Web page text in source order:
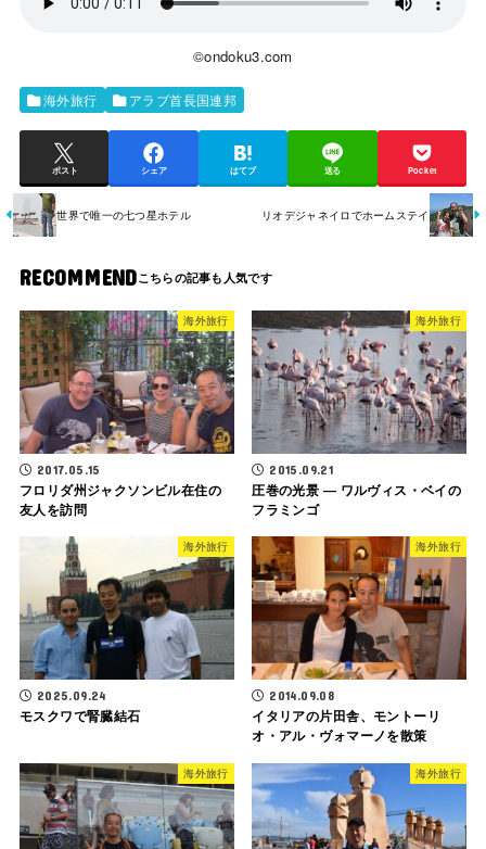
©ondoku3.com
海外旅行 アラブ首長国連邦
ポスト シェア はてブ 送る Pocket
世界で唯一の七つ星ホテル リオデジャネイロでホームステイ
RECOMMEND
海外旅行
2017.05.15
フロリダ州ジャクソンビル在住の
友人を訪問
海外旅行
2015.09.21
圧巻の光景 ― ワルヴィス・ベイの
フラミンゴ
海外旅行
2025.09.24
モスクワで腎臓結石
海外旅行
2014.09.08
イタリアの片田舎、モントーリ
オ・アル・ヴォマーノを散策
海外旅行 海外旅行